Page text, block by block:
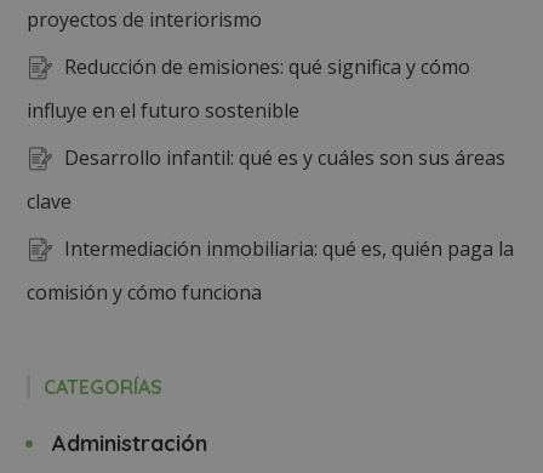
proyectos de interiorismo
Reducción de emisiones: qué significa y cómo
influye en el futuro sostenible
Desarrollo infantil: qué es y cuáles son sus áreas
clave
Intermediación inmobiliaria: qué es, quién paga la
comisión y cómo funciona
CATEGORÍAS
Administración